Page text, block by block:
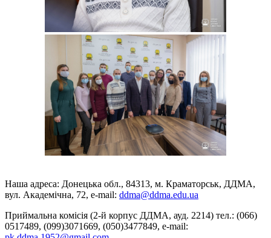
Наша адреса: Донецька обл., 84313, м. Краматорськ, ДДМА,
вул. Академічна, 72, е-mail: ddma@ddma.edu.ua
Приймальна комісія (2-й корпус ДДМА, ауд. 2214) тел.: (066)
0517489, (099)3071669, (050)3477849, e-mail: